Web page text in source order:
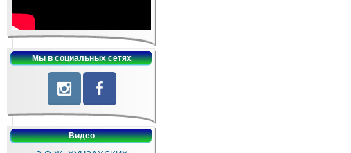
Мы в социальных сетях
Видео